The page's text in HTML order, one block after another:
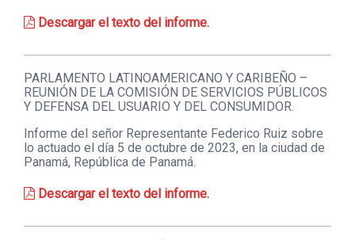
Descargar el texto del informe.
PARLAMENTO LATINOAMERICANO Y CARIBEÑO –
REUNIÓN DE LA COMISIÓN DE SERVICIOS PÚBLICOS
Y DEFENSA DEL USUARIO Y DEL CONSUMIDOR.
Informe del señor Representante Federico Ruiz sobre
lo actuado el día 5 de octubre de 2023, en la ciudad de
Panamá, República de Panamá.
Descargar el texto del informe.